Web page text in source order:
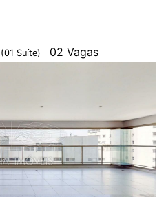
(01 Suíte) 02 Vagas